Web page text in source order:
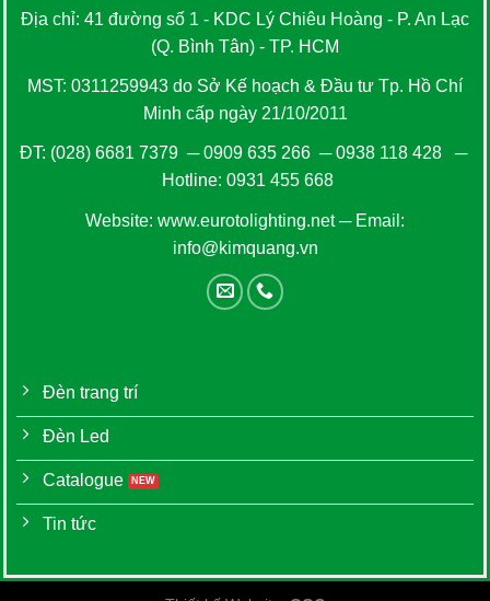
Địa chỉ: 41 đường số 1 - KDC Lý Chiêu Hoàng - P. An Lạc
(Q. Bình Tân) - TP. HCM
MST: 0311259943 do Sở Kế hoạch & Đầu tư Tp. Hồ Chí
Minh cấp ngày 21/10/2011
ĐT: (028) 6681 7379 ─0909 635 266─0938 118 428─
Hotline: 0931 455 668
Website: www.eurotolighting.net─ Email:
info@kimquang.vn
Đèn trang trí
Đèn Led
Catalogue
Tin tức